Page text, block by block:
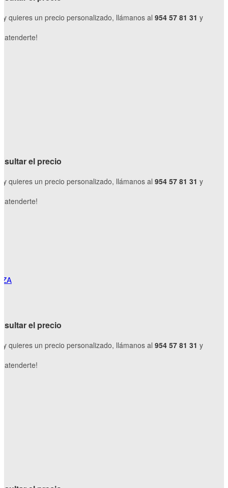
y quieres un precio personalizado, llámanos al 954 57 81 31 y
atenderte!
el precio
y quieres un precio personalizado, llámanos al 954 57 81 31 y
atenderte!
el precio
y quieres un precio personalizado, llámanos al 954 57 81 31 y
atenderte!